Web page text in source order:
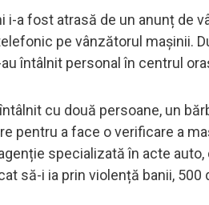
i-a fost atrasă de un anunț de
pe vânzătorul mașinii.
întâlnit personal în centrul
cu două persoane, un
pentru a face o verificare a
specializată în acte
să-i ia prin violență banii,